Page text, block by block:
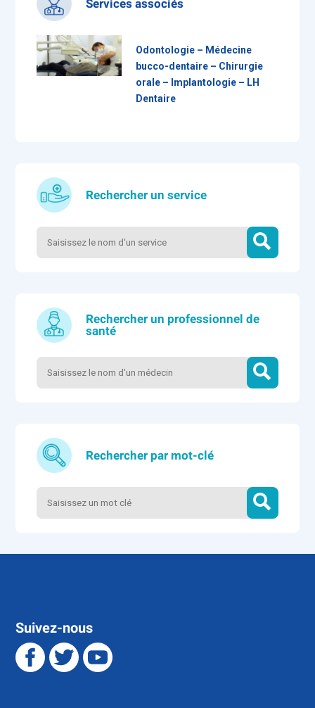
Services associés
Odontologie – Médecine
bucco-dentaire – Chirurgie
orale – Implantologie – LH
Dentaire
Rechercher un service
Rechercher un professionnel de
santé
Rechercher par mot-clé
Suivez-nous